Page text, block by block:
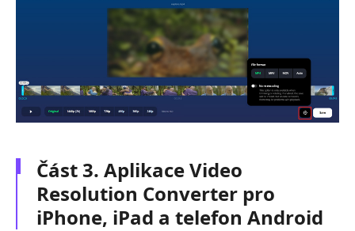
Část 3. Aplikace Video
Resolution Converter pro
iPhone, iPad a telefon Android